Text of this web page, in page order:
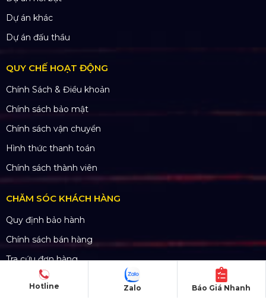
Dự án khác
Dự án đấu thầu
QUY CHẾ HOẠT ĐỘNG
Chính Sách & Điều khoản
Chính sách bảo mật
Chính sách vận chuyển
Hình thức thanh toán
Chính sách thành viên
CHĂM SÓC KHÁCH HÀNG
Quy định bảo hành
Chính sách bán hàng
Tra cứu đơn hàng
Hướng dẫn đăng ký
Hotline Báo Giá Nhanh
Zalo